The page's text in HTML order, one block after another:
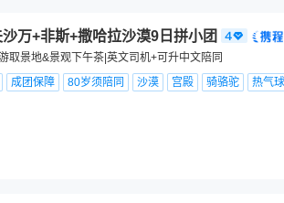
万+非斯+撒哈拉沙漠9日拼小团
取景地&景观下午茶|英文司机+可升中文陪同
成团保障 80岁须陪同 沙漠 宫殿 骑骆驼 热气球